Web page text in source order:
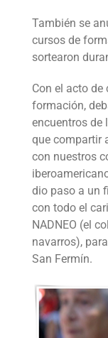
También se
cursos de
sortearon
Con el acto de
formación,
encuentros de
que compartir
con nuestros
dio paso a un
con todo el
NADNEO (el
navarros),
San Fermín.